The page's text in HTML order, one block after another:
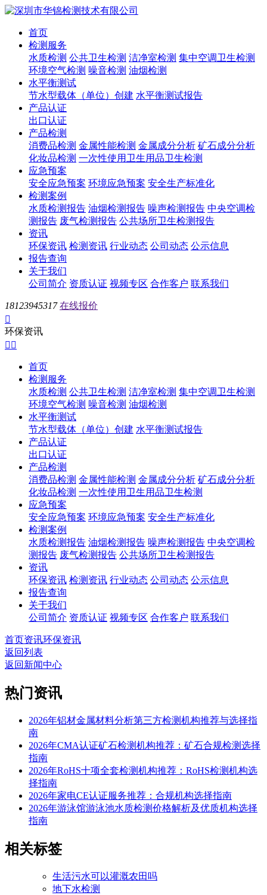
首页
检测服务
水质检测 公共卫生检测 洁净室检测 集中空调卫生检测
环境空气检测 噪音检测 油烟检测
水平衡测试
节水型载体（单位）创建 水平衡测试报告
产品认证
出口认证
产品检测
消费品检测 金属性能检测 金属成分分析 矿石成分分析
化妆品检测 一次性使用卫生用品卫生检测
应急预案
安全应急预案 环境应急预案 安全生产标准化
检测案例
水质检测报告 油烟检测报告 噪声检测报告 中央空调检
测报告 废气检测报告 公共场所卫生检测报告
资讯
环保资讯 检测资讯 行业动态 公司动态 公示信息
报告查询
关于我们
公司简介 资质认证 视频专区 合作客户 联系我们
18123945317 在线报价

环保资讯
 
首页
检测服务
水质检测 公共卫生检测 洁净室检测 集中空调卫生检测
环境空气检测 噪音检测 油烟检测
水平衡测试
节水型载体（单位）创建 水平衡测试报告
产品认证
出口认证
产品检测
消费品检测 金属性能检测 金属成分分析 矿石成分分析
化妆品检测 一次性使用卫生用品卫生检测
应急预案
安全应急预案 环境应急预案 安全生产标准化
检测案例
水质检测报告 油烟检测报告 噪声检测报告 中央空调检
测报告 废气检测报告 公共场所卫生检测报告
资讯
环保资讯 检测资讯 行业动态 公司动态 公示信息
报告查询
关于我们
公司简介 资质认证 视频专区 合作客户 联系我们
首页资讯环保资讯
返回列表
返回新闻中心
热门资讯
2026年铝材金属材料分析第三方检测机构推荐与选择指
南
2026年CMA认证矿石检测机构推荐：矿石合规检测选择
指南
2026年RoHS十项全套检测机构推荐：RoHS检测机构选
择指南
2026年家电CE认证服务推荐：合规机构选择指南
2026年游泳馆游泳池水质检测价格解析及优质机构选择
指南
相关标签
生活污水可以灌溉农田吗
地下水检测